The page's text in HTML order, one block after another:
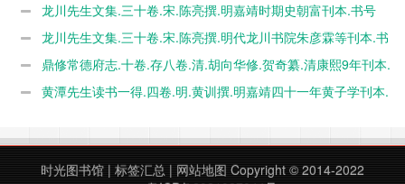
灰度胶片 PDF电子版下载
龙川先生文集.三十卷.宋.陈亮撰.明嘉靖时期史朝富刊本.书号
13902.灰度胶片 PDF电子版下载
龙川先生文集.三十卷.宋.陈亮撰.明代龙川书院朱彦霖等刊本.书
号07076.灰度胶片 PDF电子版下载
鼎修常德府志.十卷.存八卷.清.胡向华修.贺奇纂.清康熙9年刊本.
书号A05089.灰度胶片 PDF电子版下载
黄潭先生读书一得.四卷.明.黄训撰.明嘉靖四十一年黄子学刊本.
时光图书馆 | 标签汇总 | 网站地图 Copyright © 2014-2022